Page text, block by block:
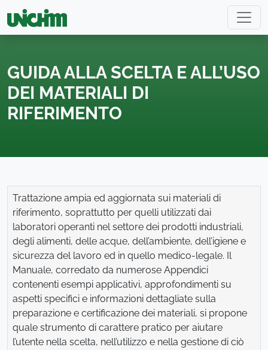
GUIDA ALLA SCELTA E ALL’USO
DEI MATERIALI DI
RIFERIMENTO
Trattazione ampia ed aggiornata sui materiali di
riferimento, soprattutto per quelli utilizzati dai
laboratori operanti nel settore dei prodotti industriali,
degli alimenti, delle acque, dell’ambiente, dell’igiene e
sicurezza del lavoro ed in quello medico-legale. Il
Manuale, corredato da numerose Appendici
contenenti esempi applicativi, approfondimenti su
aspetti specifici e informazioni dettagliate sulla
preparazione e certificazione dei materiali, si propone
quale strumento di carattere pratico per aiutare
l’utente nella scelta, nell’utilizzo e nella gestione di ciò